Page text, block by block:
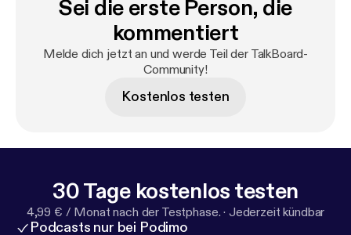
quality in this one)
Sei die erste Person, die
kommentiert
Melde dich jetzt an und werde Teil der TalkBoard-
Community!
Kostenlos testen
30 Tage kostenlos testen
4,99 € / Monat nach der Testphase. · Jederzeit kündbar
Podcasts nur bei Podimo